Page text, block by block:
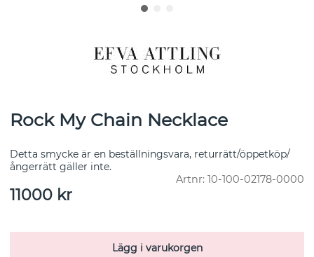
Rock My Chain Necklace
Detta smycke är en beställningsvara, returrätt/öppetköp/
ångerrätt gäller inte.
Artnr: 10-100-02178-0000
11000 kr
Lägg i varukorgen